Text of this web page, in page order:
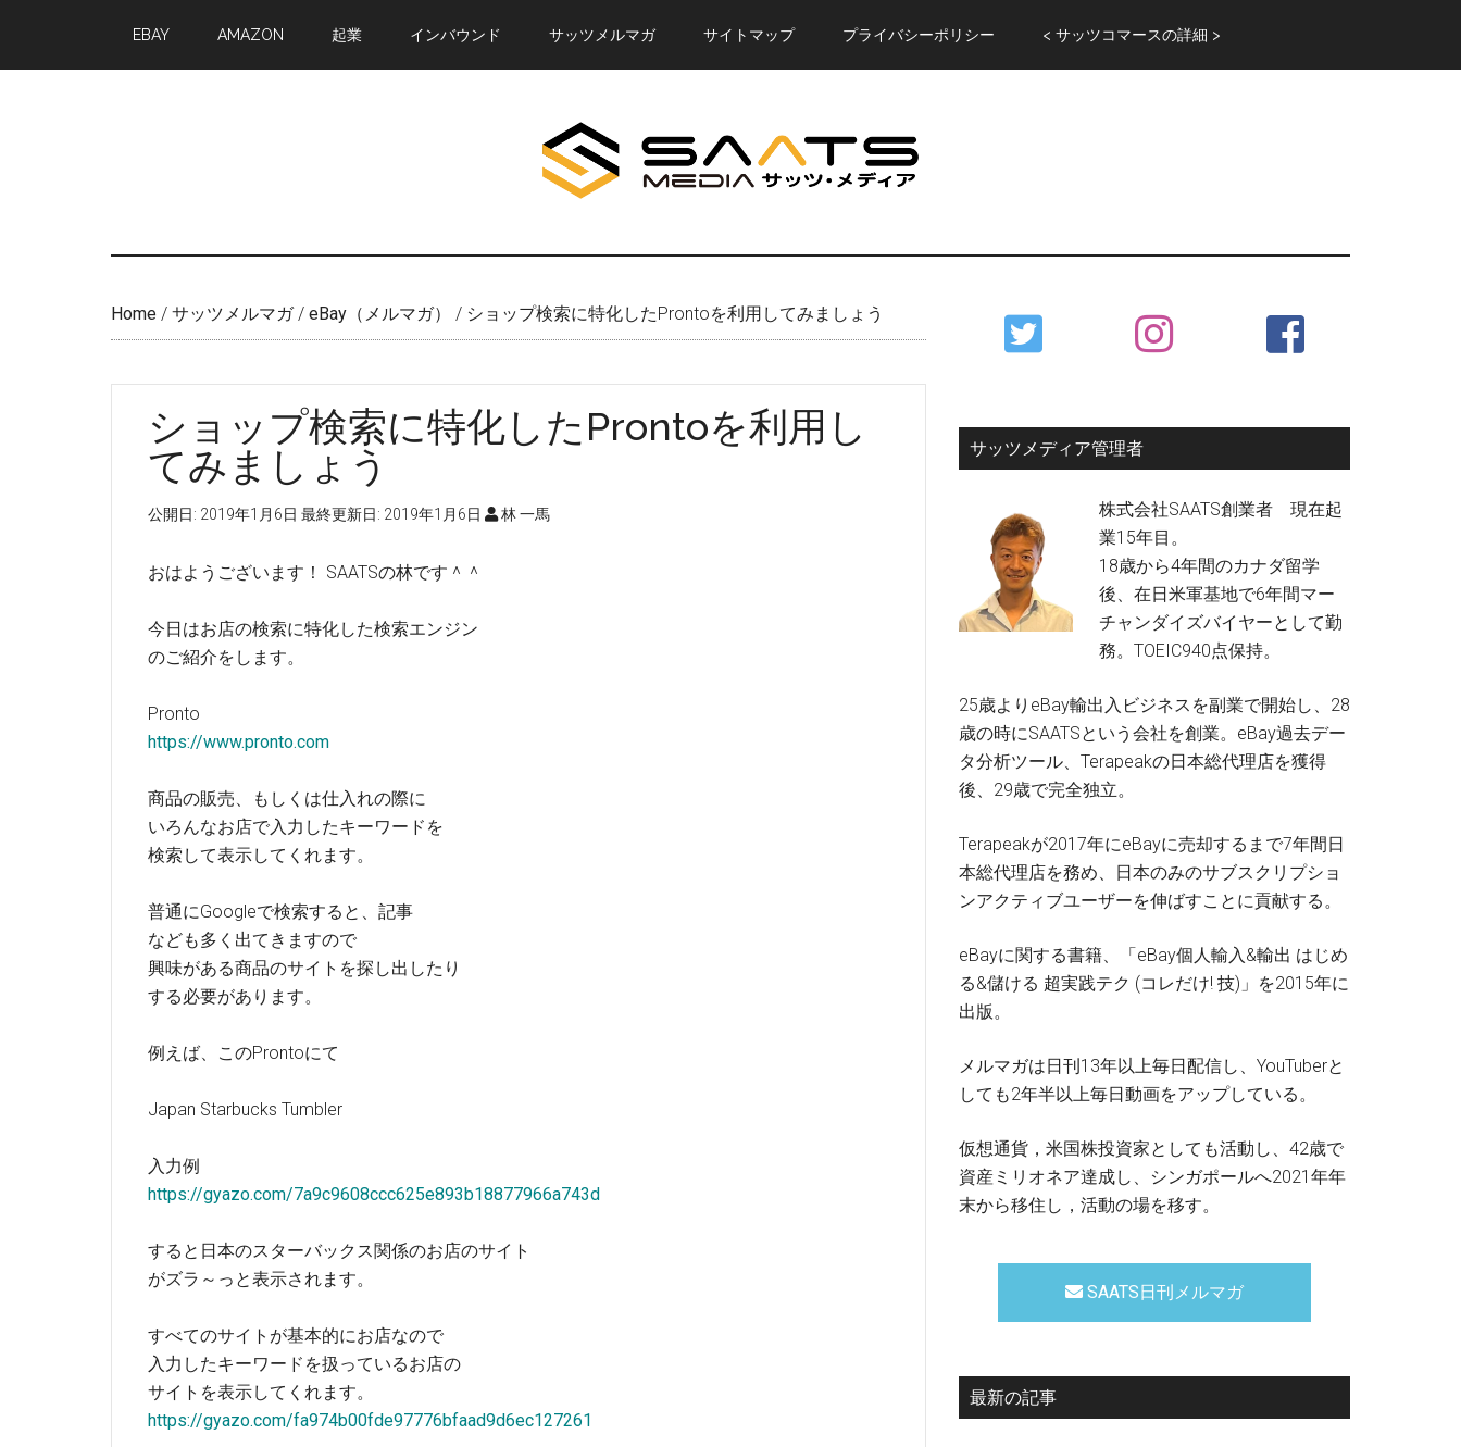
main
primary
EBAY AMAZON 起業 インバウンド サッツメルマガ サイトマップ プライバシーポリシー < サッツコマースの詳細 >
Home / サッツメルマガ / eBay（メルマガ） / ショップ検索に特化したProntoを利用してみましょう
ショップ検索に特化したProntoを利用し
てみましょう
公開日: 2019年1月6日 最終更新日: 2019年1月6日 林 一馬
おはようございます！ SAATSの林です＾＾
今日はお店の検索に特化した検索エンジン
のご紹介をします。
Pronto
https://www.pronto.com
商品の販売、もしくは仕入れの際に
いろんなお店で入力したキーワードを
検索して表示してくれます。
普通にGoogleで検索すると、記事
なども多く出てきますので
興味がある商品のサイトを探し出したり
する必要があります。
例えば、このProntoにて
Japan Starbucks Tumbler
入力例
https://gyazo.com/7a9c9608ccc625e893b18877966a743d
すると日本のスターバックス関係のお店のサイト
がズラ～っと表示されます。
すべてのサイトが基本的にお店なので
入力したキーワードを扱っているお店の
サイトを表示してくれます。
https://gyazo.com/fa974b00fde97776bfaad9d6ec127261
Primary
Sidebar
サッツメディア管理者
株式会社SAATS創業者 現在起
業15年目。
18歳から4年間のカナダ留学
後、在日米軍基地で6年間マー
チャンダイズバイヤーとして勤
務。TOEIC940点保持。
25歳よりeBay輸出入ビジネスを副業で開始し、28
歳の時にSAATSという会社を創業。eBay過去デー
タ分析ツール、Terapeakの日本総代理店を獲得
後、29歳で完全独立。
Terapeakが2017年にeBayに売却するまで7年間日
本総代理店を務め、日本のみのサブスクリプショ
ンアクティブユーザーを伸ばすことに貢献する。
eBayに関する書籍、「eBay個人輸入&輸出 はじめ
る&儲ける 超実践テク (コレだけ! 技)」を2015年に
出版。
メルマガは日刊13年以上毎日配信し、YouTuberと
しても2年半以上毎日動画をアップしている。
仮想通貨，米国株投資家としても活動し、42歳で
資産ミリオネア達成し、シンガポールへ2021年年
末から移住し，活動の場を移す。
SAATS日刊メルマガ
最新の記事